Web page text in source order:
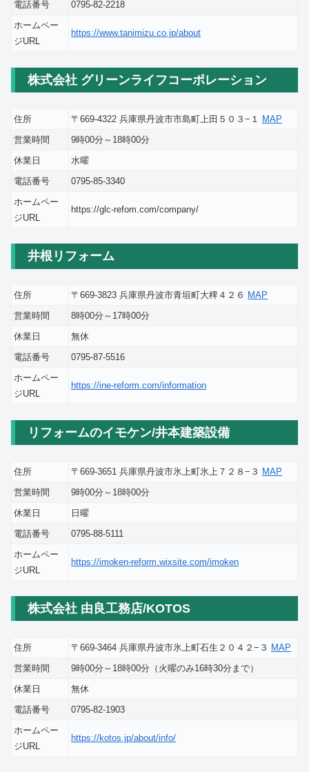
電話番号
0795-82-2218
ホームペー
ジURL
https://www.tanimizu.co.jp/about
株式会社 グリーンライフコーポレーション
住所 〒669-4322 兵庫県丹波市市島町上田５０３−１
MAP
営業時間
9時00分～18時00分
休業日
水曜
電話番号
0795-85-3340
ホームペー
ジURL
https://glc-refom.com/company/
井根リフォーム
住所 〒669-3823 兵庫県丹波市青垣町大稗４２６ MAP
営業時間
8時00分～17時00分
休業日
無休
電話番号
0795-87-5516
ホームペー
ジURL
https://ine-reform.com/information
リフォームのイモケン/井本建築設備
住所 〒669-3651 兵庫県丹波市氷上町氷上７２８−３ MAP
営業時間
9時00分～18時00分
休業日
日曜
電話番号
0795-88-5111
ホームペー
ジURL
https://imoken-reform.wixsite.com/imoken
株式会社 由良工務店/KOTOS
住所 〒669-3464 兵庫県丹波市氷上町石生２０４２−３ MAP
営業時間
9時00分～18時00分（火曜のみ16時30分まで）
休業日
無休
電話番号
0795-82-1903
ホームペー
ジURL
https://kotos.jp/about/info/